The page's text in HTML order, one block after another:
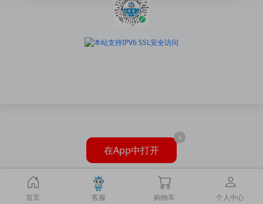
首页 客服 购物车 个人中心
在App中打开
×